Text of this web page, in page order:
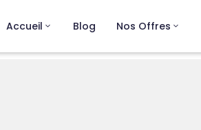
Accueil Blog Nos Offres